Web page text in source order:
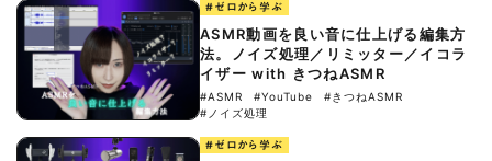
#ゼロから学ぶ
ASMR動画を良い音に仕上げる編集方
法。ノイズ処理／リミッター／イコラ
イザー with きつねASMR
#ASMR #YouTube
#きつねASMR
#ノイズ処理
#ゼロから学ぶ